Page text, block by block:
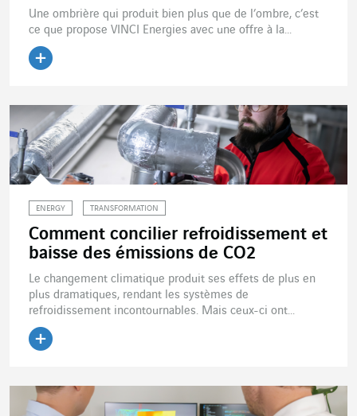
Une ombrière qui produit bien plus que de l’ombre, c’est
ce que propose VINCI Energies avec une offre à la...
ENERGY TRANSFORMATION
Comment concilier refroidissement et
baisse des émissions de CO2
Le changement climatique produit ses effets de plus en
plus dramatiques, rendant les systèmes de
refroidissement incontournables. Mais ceux-ci ont...